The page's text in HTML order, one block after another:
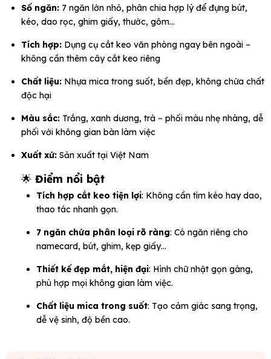
Số ngăn: 7 ngăn lớn nhỏ, phân chia hợp lý để đựng bút,
kéo, dao rọc, ghim giấy, thước, gôm…
Tích hợp: Dụng cụ cắt keo văn phòng ngay bên ngoài –
không cần thêm cây cắt keo riêng
Chất liệu: Nhựa mica trong suốt, bền đẹp, không chứa chất
độc hại
Màu sắc: Trắng, xanh dương, trà – phối màu nhẹ nhàng, dễ
phối với không gian bàn làm việc
Xuất xứ: Sản xuất tại Việt Nam
🌟 Điểm nổi bật
Tích hợp cắt keo tiện lợi: Không cần tìm kéo hay dao,
thao tác nhanh gọn.
7 ngăn chứa phân loại rõ ràng: Có ngăn riêng cho
namecard, bút, ghim, kẹp giấy…
Thiết kế đẹp mắt, hiện đại: Hình chữ nhật gọn gàng,
phù hợp mọi không gian làm việc.
Chất liệu mica trong suốt: Tạo cảm giác sang trọng,
dễ vệ sinh, độ bền cao.